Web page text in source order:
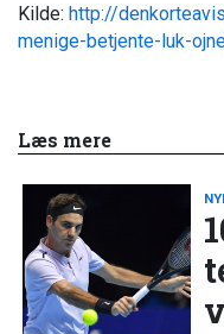
Kilde: http://
menige-betjente-luk-
Læs mere